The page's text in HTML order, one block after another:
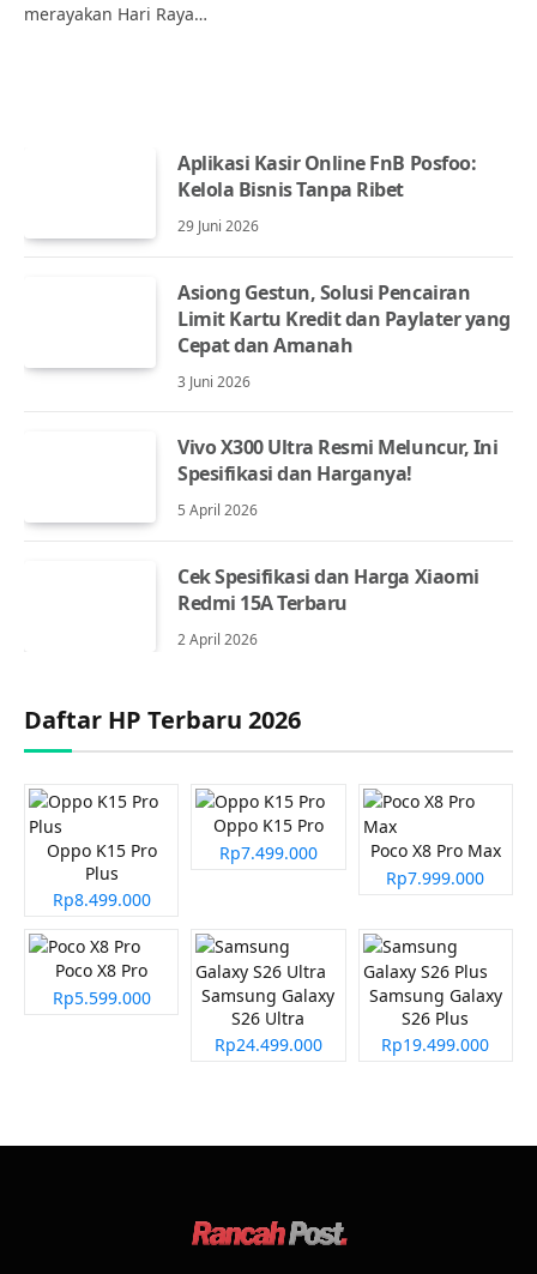
merayakan Hari Raya…
Aplikasi Kasir Online FnB Posfoo:
Kelola Bisnis Tanpa Ribet
29 Juni 2026
Asiong Gestun, Solusi Pencairan
Limit Kartu Kredit dan Paylater yang
Cepat dan Amanah
3 Juni 2026
Vivo X300 Ultra Resmi Meluncur, Ini
Spesifikasi dan Harganya!
5 April 2026
Cek Spesifikasi dan Harga Xiaomi
Redmi 15A Terbaru
2 April 2026
Daftar HP Terbaru 2026
Oppo K15 Pro
Plus
Rp8.499.000
Oppo K15 Pro
Rp7.499.000
Poco X8 Pro Max
Rp7.999.000
Poco X8 Pro
Rp5.599.000
Samsung Galaxy
S26 Ultra
Rp24.499.000
Samsung Galaxy
S26 Plus
Rp19.499.000